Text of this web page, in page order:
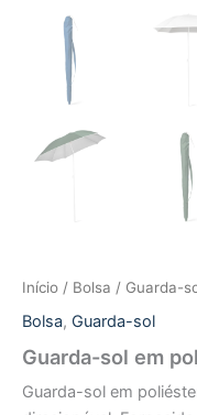
Início / Bolsa / Guarda-
Bolsa, Guarda-sol
Guarda-sol em
Guarda-sol em